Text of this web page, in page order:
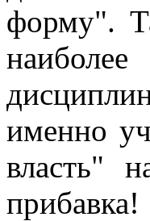
форму".
именно
власть"
прибавка!